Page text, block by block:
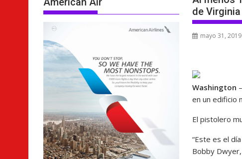
de
mayo 31, 2019
Washington
en un edificio
El pistolero
“Este es el
Bobby